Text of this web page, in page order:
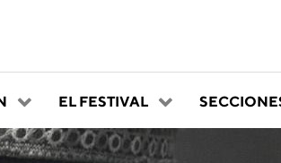
EL FESTIVAL